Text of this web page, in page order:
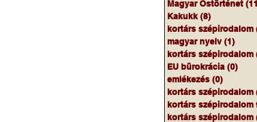
Magyar Őstörténet
Kakukk (8)
kortárs szépirodalom
magyar nyelv (1)
kortárs szépirodalom
EU bürokrácia (0)
emlékezés (0)
kortárs szépirodalom
kortárs szépirodalom
kortárs szépirodalom